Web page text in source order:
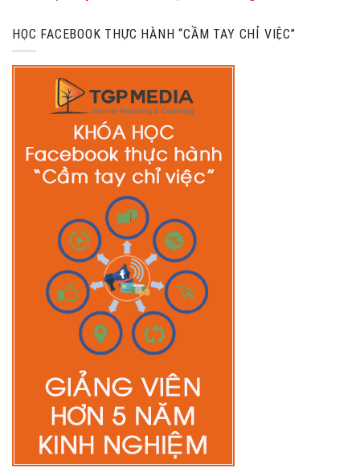
HỌC FACEBOOK THỰC HÀNH “CẦM TAY CHỈ VIỆC”